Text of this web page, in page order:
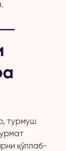
турмуш
қўллаб-